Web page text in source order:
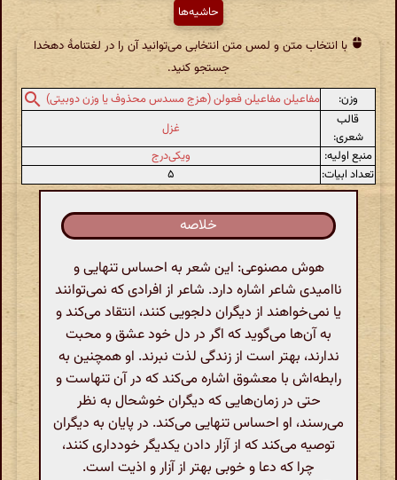
حاشیه‌ها
با انتخاب متن و لمس متن انتخابی می‌توانید آن را در لغتنامهٔ دهخدا
جستجو کنید.
وزن:
مفاعیلن مفاعیلن فعولن (هزج مسدس محذوف یا وزن دوبیتی)
قالب
شعری:
غزل
منبع اولیه:
ویکی‌درج
تعداد ابیات:
۵
خلاصه
هوش مصنوعی: این شعر به احساس تنهایی و
ناامیدی شاعر اشاره دارد. شاعر از افرادی که نمی‌توانند
یا نمی‌خواهند از دیگران دلجویی کنند، انتقاد می‌کند و
به آن‌ها می‌گوید که اگر در دل خود عشق و محبت
ندارند، بهتر است از زندگی لذت نبرند. او همچنین به
رابطه‌اش با معشوق اشاره می‌کند که در آن تنهاست و
حتی در زمان‌هایی که دیگران خوشحال به نظر
می‌رسند، او احساس تنهایی می‌کند. در پایان به دیگران
توصیه می‌کند که از آزار دادن یکدیگر خودداری کنند،
چرا که دعا و خوبی بهتر از آزار و اذیت است.